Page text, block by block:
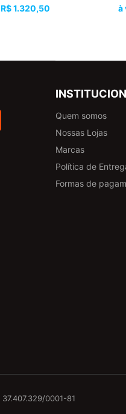
R$ 1.320,50
Quem somos
Nossas Lojas
Marcas
Política de
Formas de
37.407.329/0001-81